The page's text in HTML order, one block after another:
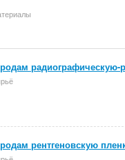
радиографическую-
рентгеновскую